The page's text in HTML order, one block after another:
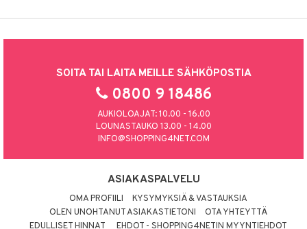
SOITA TAI LAITA MEILLE SÄHKÖPOSTIA
0800 9 18486
AUKIOLOAJAT: 10.00 - 16.00
LOUNASTAUKO 13.00 - 14.00
INFO@SHOPPING4NET.COM
ASIAKASPALVELU
OMA PROFIILI
KYSYMYKSIÄ & VASTAUKSIA
OLEN UNOHTANUT ASIAKASTIETONI
OTA YHTEYTTÄ
EDULLISET HINNAT
EHDOT - SHOPPING4NETIN MYYNTIEHDOT